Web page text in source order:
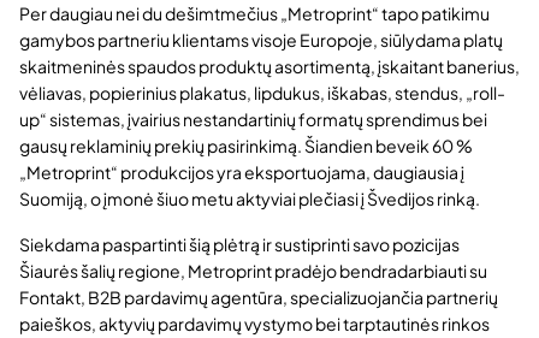
Per daugiau nei du dešimtmečius „Metroprint“ tapo patikimu
gamybos partneriu klientams visoje Europoje, siūlydama platų
skaitmeninės spaudos produktų asortimentą, įskaitant banerius,
vėliavas, popierinius plakatus, lipdukus, iškabas, stendus, „roll-
up“ sistemas, įvairius nestandartinių formatų sprendimus bei
gausų reklaminių prekių pasirinkimą. Šiandien beveik 60 %
„Metroprint“ produkcijos yra eksportuojama, daugiausia į
Suomiją, o įmonė šiuo metu aktyviai plečiasi į Švedijos rinką.
Siekdama paspartinti šią plėtrą ir sustiprinti savo pozicijas
Šiaurės šalių regione, Metroprint pradėjo bendradarbiauti su
Fontakt, B2B pardavimų agentūra, specializuojančia partnerių
paieškos, aktyvių pardavimų vystymo bei tarptautinės rinkos